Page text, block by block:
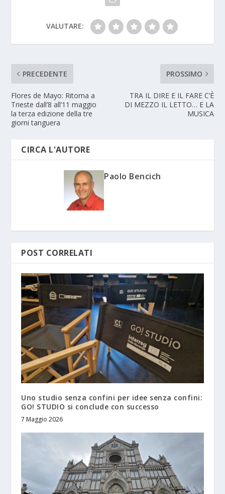
VALUTARE:
PRECEDENTE
Flores de Mayo: Ritorna a
Trieste dall’8 all’11 maggio
la terza edizione della tre
giorni tanguera
PROSSIMO
TRA IL DIRE E IL FARE C’È
DI MEZZO IL LETTO… E LA
MUSICA
CIRCA L'AUTORE
Paolo Bencich
POST CORRELATI
Uno studio senza confini per idee senza confini:
GO! STUDIO si conclude con successo
7 Maggio 2026